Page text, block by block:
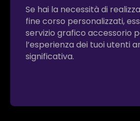
Se hai la necessità di
fine corso personalizzati,
servizio grafico accessorio
l’esperienza dei tuoi utenti
significativa.